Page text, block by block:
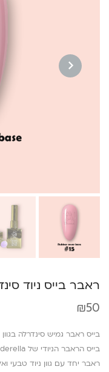
ראבר בייס ניוד
₪50
בייס ראבר גמיש סינדרלה בגוון
ראבר יחד עם גוון ניוד טבעי